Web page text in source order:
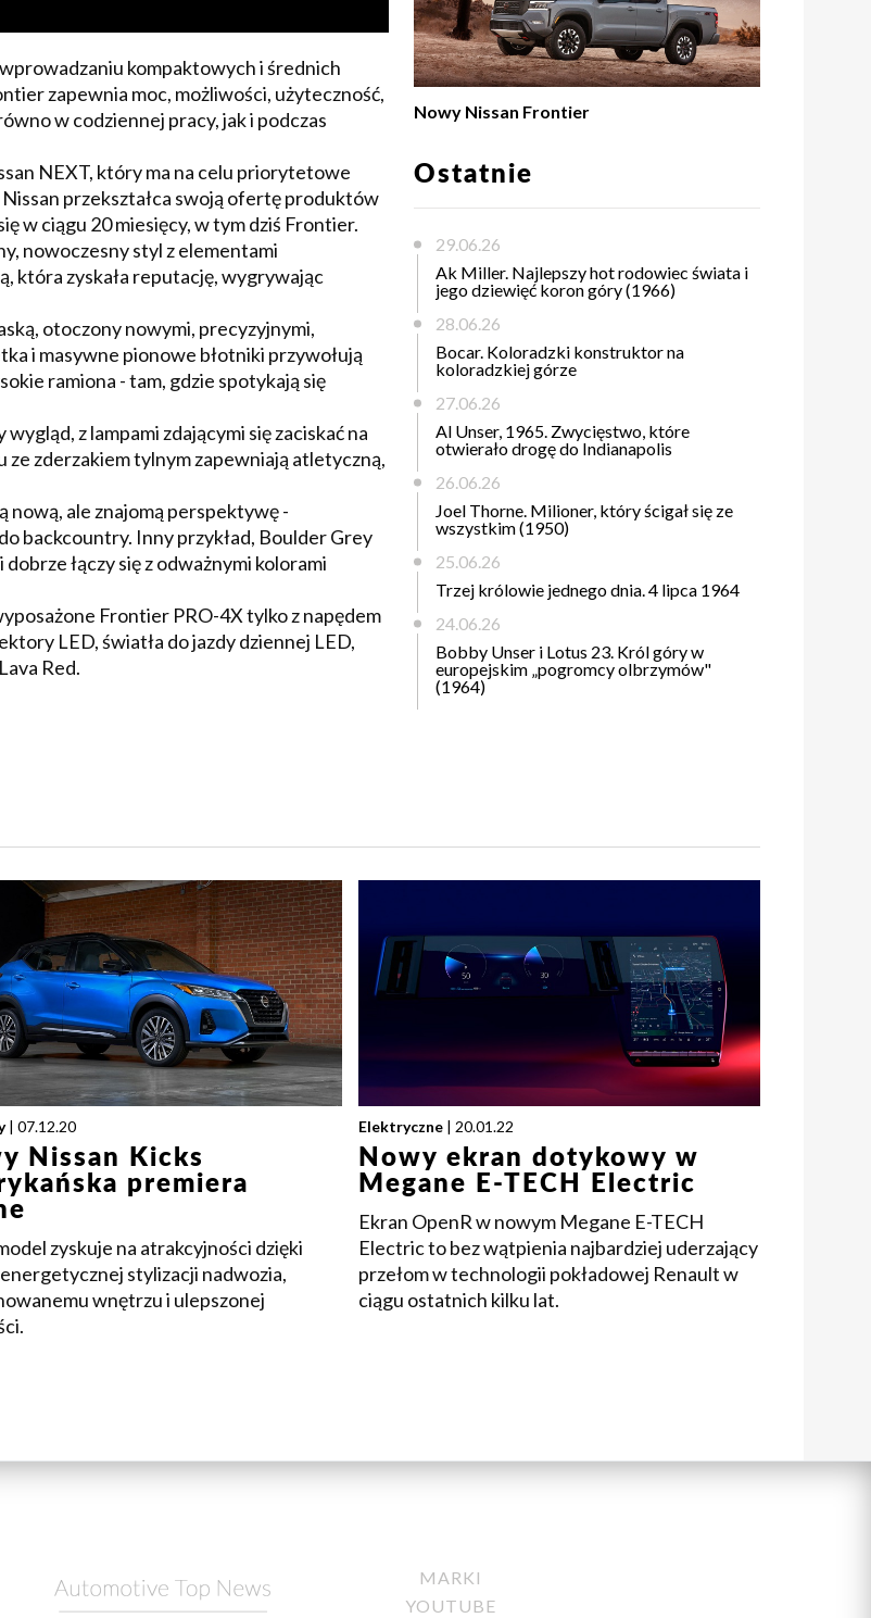
kompaktowych i średnich
zapewnia moc, możliwości, użyteczność,
w codziennej pracy, jak i podczas
NEXT, który ma na celu priorytetowe
przekształca swoją ofertę produktów
w ciągu 20 miesięcy, w tym dziś Frontier.
nowoczesny styl z elementami
która zyskała reputację, wygrywając
otoczony nowymi, precyzyjnymi,
i masywne pionowe błotniki przywołują
ramiona - tam, gdzie spotykają się
z lampami zdającymi się zaciskać na
zderzakiem tylnym zapewniają atletyczną,
ale znajomą perspektywę -
backcountry. Inny przykład, Boulder Grey
łączy się z odważnymi kolorami
Frontier PRO-4X tylko z napędem
LED, światła do jazdy dziennej LED,
Red.
Nowy Nissan Frontier
Ostatnie
29.06.26
Ak Miller. Najlepszy hot rodowiec świata i
jego dziewięć koron góry (1966)
28.06.26
Bocar. Koloradzki konstruktor na
koloradzkiej górze
27.06.26
Al Unser, 1965. Zwycięstwo, które
otwierało drogę do Indianapolis
26.06.26
Joel Thorne. Milioner, który ścigał się ze
wszystkim (1950)
25.06.26
Trzej królowie jednego dnia. 4 lipca 1964
24.06.26
Bobby Unser i Lotus 23. Król góry w
europejskim „pogromcy olbrzymów"
(1964)
| 07.12.20
Nissan Kicks
premiera
zyskuje na atrakcyjności dzięki
stylizacji nadwozia,
wnętrzu i ulepszonej
Elektryczne | 20.01.22
Nowy ekran dotykowy w
Megane E-TECH Electric
Ekran OpenR w nowym Megane E-TECH
Electric to bez wątpienia najbardziej uderzający
przełom w technologii pokładowej Renault w
ciągu ostatnich kilku lat.
MARKI
YOUTUBE